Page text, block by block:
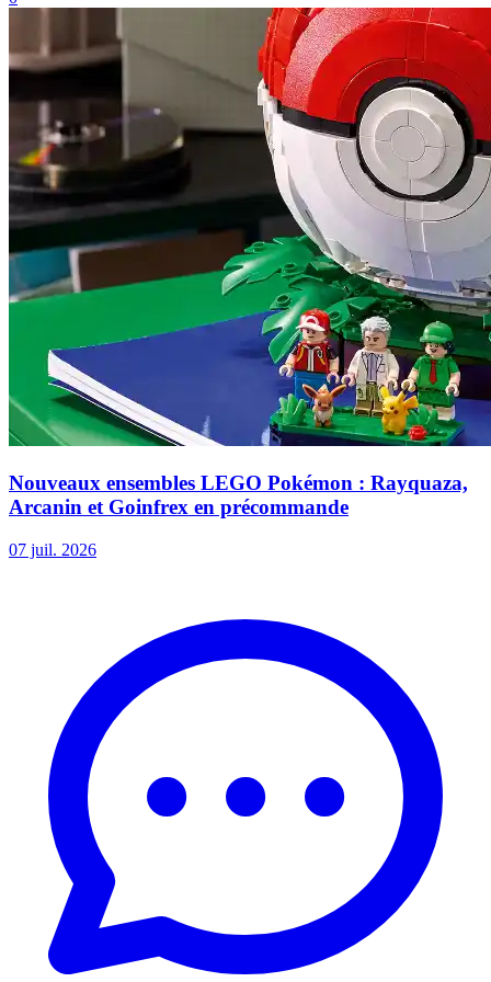
Nouveaux ensembles LEGO Pokémon : Rayquaza,
Arcanin et Goinfrex en précommande
07 juil. 2026